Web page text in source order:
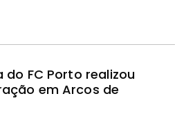
do FC Porto realizou
em Arcos de